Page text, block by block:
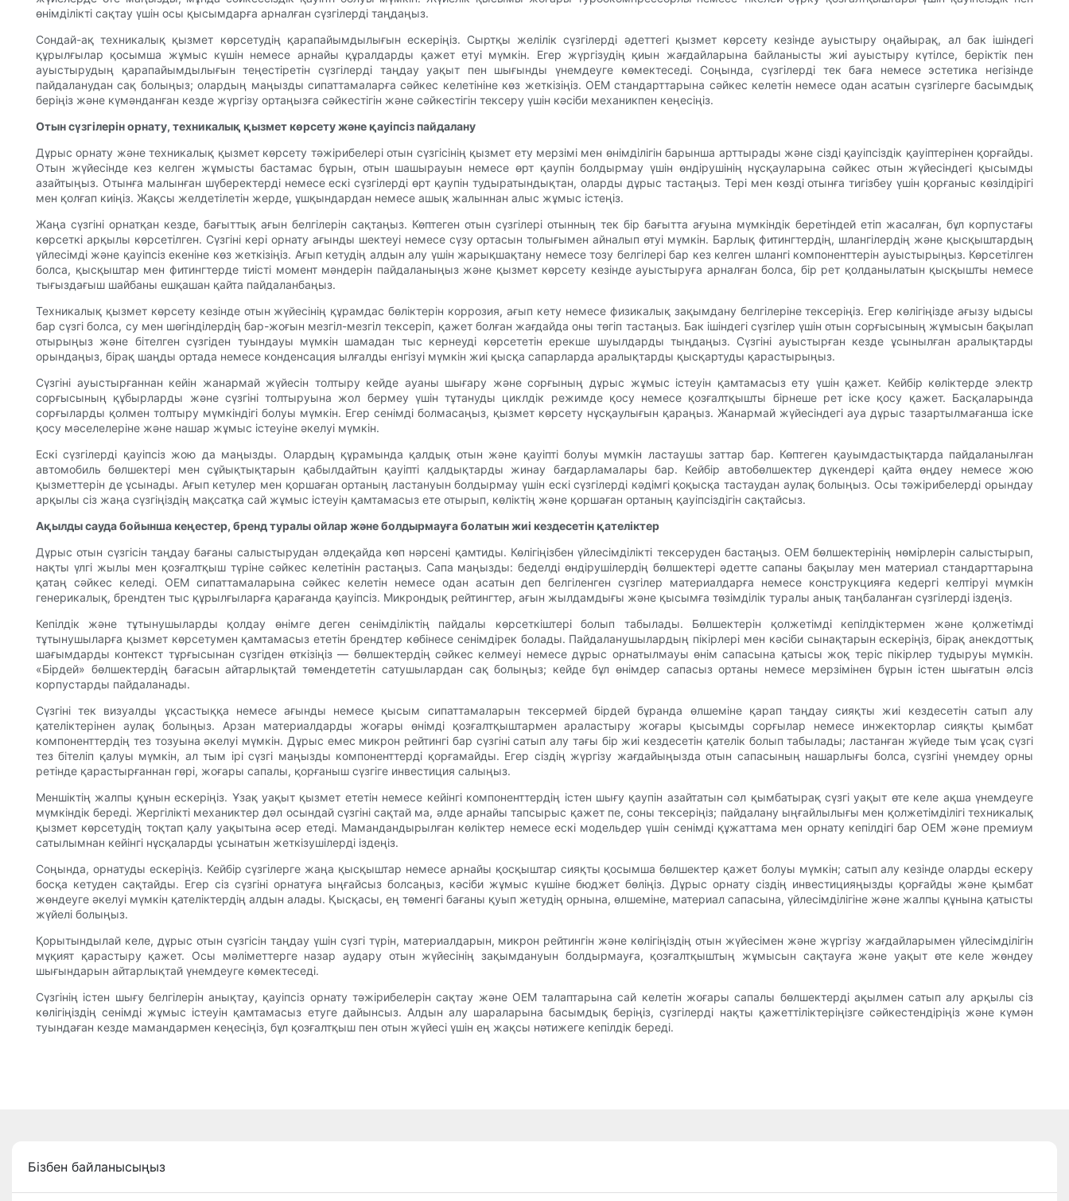
өнімділікті сақтау үшін осы қысымдарға арналған сүзгілерді таңдаңыз.
Сондай-ақ техникалық қызмет көрсетудің қарапайымдылығын ескеріңіз. Сыртқы желілік сүзгілерді әдеттегі қызмет көрсету кезінде ауыстыру оңайырақ, ал бак ішіндегі
құрылғылар қосымша жұмыс күшін немесе арнайы құралдарды қажет етуі мүмкін. Егер жүргізудің қиын жағдайларына байланысты жиі ауыстыру күтілсе, беріктік пен
ауыстырудың қарапайымдылығын теңестіретін сүзгілерді таңдау уақыт пен шығынды үнемдеуге көмектеседі. Соңында, сүзгілерді тек баға немесе эстетика негізінде
пайдаланудан сақ болыңыз; олардың маңызды сипаттамаларға сәйкес келетініне көз жеткізіңіз. OEM стандарттарына сәйкес келетін немесе одан асатын сүзгілерге басымдық
беріңіз және күмәнданған кезде жүргізу ортаңызға сәйкестігін және сәйкестігін тексеру үшін кәсіби механикпен кеңесіңіз.
Отын сүзгілерін орнату, техникалық қызмет көрсету және қауіпсіз пайдалану
Дұрыс орнату және техникалық қызмет көрсету тәжірибелері отын сүзгісінің қызмет ету мерзімі мен өнімділігін барынша арттырады және сізді қауіпсіздік қауіптерінен қорғайды.
Отын жүйесінде кез келген жұмысты бастамас бұрын, отын шашырауын немесе өрт қаупін болдырмау үшін өндірушінің нұсқауларына сәйкес отын жүйесіндегі қысымды
азайтыңыз. Отынға малынған шүберектерді немесе ескі сүзгілерді өрт қаупін тудыратындықтан, оларды дұрыс тастаңыз. Тері мен көзді отынға тигізбеу үшін қорғаныс көзілдірігі
мен қолғап киіңіз. Жақсы желдетілетін жерде, ұшқындардан немесе ашық жалыннан алыс жұмыс істеңіз.
Жаңа сүзгіні орнатқан кезде, бағыттық ағын белгілерін сақтаңыз. Көптеген отын сүзгілері отынның тек бір бағытта ағуына мүмкіндік беретіндей етіп жасалған, бұл корпустағы
көрсеткі арқылы көрсетілген. Сүзгіні кері орнату ағынды шектеуі немесе сүзу ортасын толығымен айналып өтуі мүмкін. Барлық фитингтердің, шлангілердің және қысқыштардың
үйлесімді және қауіпсіз екеніне көз жеткізіңіз. Ағып кетудің алдын алу үшін жарықшақтану немесе тозу белгілері бар кез келген шлангі компоненттерін ауыстырыңыз. Көрсетілген
болса, қысқыштар мен фитингтерде тиісті момент мәндерін пайдаланыңыз және қызмет көрсету кезінде ауыстыруға арналған болса, бір рет қолданылатын қысқышты немесе
тығыздағыш шайбаны ешқашан қайта пайдаланбаңыз.
Техникалық қызмет көрсету кезінде отын жүйесінің құрамдас бөліктерін коррозия, ағып кету немесе физикалық зақымдану белгілеріне тексеріңіз. Егер көлігіңізде ағызу ыдысы
бар сүзгі болса, су мен шөгінділердің бар-жоғын мезгіл-мезгіл тексеріп, қажет болған жағдайда оны төгіп тастаңыз. Бак ішіндегі сүзгілер үшін отын сорғысының жұмысын бақылап
отырыңыз және бітелген сүзгіден туындауы мүмкін шамадан тыс кернеуді көрсететін ерекше шуылдарды тыңдаңыз. Сүзгіні ауыстырған кезде ұсынылған аралықтарды
орындаңыз, бірақ шаңды ортада немесе конденсация ылғалды енгізуі мүмкін жиі қысқа сапарларда аралықтарды қысқартуды қарастырыңыз.
Сүзгіні ауыстырғаннан кейін жанармай жүйесін толтыру кейде ауаны шығару және сорғының дұрыс жұмыс істеуін қамтамасыз ету үшін қажет. Кейбір көліктерде электр
сорғысының құбырларды және сүзгіні толтыруына жол бермеу үшін тұтануды циклдік режимде қосу немесе қозғалтқышты бірнеше рет іске қосу қажет. Басқаларында
сорғыларды қолмен толтыру мүмкіндігі болуы мүмкін. Егер сенімді болмасаңыз, қызмет көрсету нұсқаулығын қараңыз. Жанармай жүйесіндегі ауа дұрыс тазартылмағанша іске
қосу мәселелеріне және нашар жұмыс істеуіне әкелуі мүмкін.
Ескі сүзгілерді қауіпсіз жою да маңызды. Олардың құрамында қалдық отын және қауіпті болуы мүмкін ластаушы заттар бар. Көптеген қауымдастықтарда пайдаланылған
автомобиль бөлшектері мен сұйықтықтарын қабылдайтын қауіпті қалдықтарды жинау бағдарламалары бар. Кейбір автобөлшектер дүкендері қайта өңдеу немесе жою
қызметтерін де ұсынады. Ағып кетулер мен қоршаған ортаның ластануын болдырмау үшін ескі сүзгілерді кәдімгі қоқысқа тастаудан аулақ болыңыз. Осы тәжірибелерді орындау
арқылы сіз жаңа сүзгіңіздің мақсатқа сай жұмыс істеуін қамтамасыз ете отырып, көліктің және қоршаған ортаның қауіпсіздігін сақтайсыз.
Ақылды сауда бойынша кеңестер, бренд туралы ойлар және болдырмауға болатын жиі кездесетін қателіктер
Дұрыс отын сүзгісін таңдау бағаны салыстырудан әлдеқайда көп нәрсені қамтиды. Көлігіңізбен үйлесімділікті тексеруден бастаңыз. OEM бөлшектерінің нөмірлерін салыстырып,
нақты үлгі жылы мен қозғалтқыш түріне сәйкес келетінін растаңыз. Сапа маңызды: беделді өндірушілердің бөлшектері әдетте сапаны бақылау мен материал стандарттарына
қатаң сәйкес келеді. OEM сипаттамаларына сәйкес келетін немесе одан асатын деп белгіленген сүзгілер материалдарға немесе конструкцияға кедергі келтіруі мүмкін
генерикалық, брендтен тыс құрылғыларға қарағанда қауіпсіз. Микрондық рейтингтер, ағын жылдамдығы және қысымға төзімділік туралы анық таңбаланған сүзгілерді іздеңіз.
Кепілдік және тұтынушыларды қолдау өнімге деген сенімділіктің пайдалы көрсеткіштері болып табылады. Бөлшектерін қолжетімді кепілдіктермен және қолжетімді
тұтынушыларға қызмет көрсетумен қамтамасыз ететін брендтер көбінесе сенімдірек болады. Пайдаланушылардың пікірлері мен кәсіби сынақтарын ескеріңіз, бірақ анекдоттық
шағымдарды контекст тұрғысынан сүзгіден өткізіңіз — бөлшектердің сәйкес келмеуі немесе дұрыс орнатылмауы өнім сапасына қатысы жоқ теріс пікірлер тудыруы мүмкін.
«Бірдей» бөлшектердің бағасын айтарлықтай төмендететін сатушылардан сақ болыңыз; кейде бұл өнімдер сапасыз ортаны немесе мерзімінен бұрын істен шығатын әлсіз
корпустарды пайдаланады.
Сүзгіні тек визуалды ұқсастыққа немесе ағынды немесе қысым сипаттамаларын тексермей бірдей бұранда өлшеміне қарап таңдау сияқты жиі кездесетін сатып алу
қателіктерінен аулақ болыңыз. Арзан материалдарды жоғары өнімді қозғалтқыштармен араластыру жоғары қысымды сорғылар немесе инжекторлар сияқты қымбат
компоненттердің тез тозуына әкелуі мүмкін. Дұрыс емес микрон рейтингі бар сүзгіні сатып алу тағы бір жиі кездесетін қателік болып табылады; ластанған жүйеде тым ұсақ сүзгі
тез бітеліп қалуы мүмкін, ал тым ірі сүзгі маңызды компоненттерді қорғамайды. Егер сіздің жүргізу жағдайыңызда отын сапасының нашарлығы болса, сүзгіні үнемдеу орны
ретінде қарастырғаннан гөрі, жоғары сапалы, қорғаныш сүзгіге инвестиция салыңыз.
Меншіктің жалпы құнын ескеріңіз. Ұзақ уақыт қызмет ететін немесе кейінгі компоненттердің істен шығу қаупін азайтатын сәл қымбатырақ сүзгі уақыт өте келе ақша үнемдеуге
мүмкіндік береді. Жергілікті механиктер дәл осындай сүзгіні сақтай ма, әлде арнайы тапсырыс қажет пе, соны тексеріңіз; пайдалану ыңғайлылығы мен қолжетімділігі техникалық
қызмет көрсетудің тоқтап қалу уақытына әсер етеді. Мамандандырылған көліктер немесе ескі модельдер үшін сенімді құжаттама мен орнату кепілдігі бар OEM және премиум
сатылымнан кейінгі нұсқаларды ұсынатын жеткізушілерді іздеңіз.
Соңында, орнатуды ескеріңіз. Кейбір сүзгілерге жаңа қысқыштар немесе арнайы қосқыштар сияқты қосымша бөлшектер қажет болуы мүмкін; сатып алу кезінде оларды ескеру
босқа кетуден сақтайды. Егер сіз сүзгіні орнатуға ыңғайсыз болсаңыз, кәсіби жұмыс күшіне бюджет бөліңіз. Дұрыс орнату сіздің инвестицияңызды қорғайды және қымбат
жөндеуге әкелуі мүмкін қателіктердің алдын алады. Қысқасы, ең төменгі бағаны қуып жетудің орнына, өлшеміне, материал сапасына, үйлесімділігіне және жалпы құнына қатысты
жүйелі болыңыз.
Қорытындылай келе, дұрыс отын сүзгісін таңдау үшін сүзгі түрін, материалдарын, микрон рейтингін және көлігіңіздің отын жүйесімен және жүргізу жағдайларымен үйлесімділігін
мұқият қарастыру қажет. Осы мәліметтерге назар аудару отын жүйесінің зақымдануын болдырмауға, қозғалтқыштың жұмысын сақтауға және уақыт өте келе жөндеу
шығындарын айтарлықтай үнемдеуге көмектеседі.
Сүзгінің істен шығу белгілерін анықтау, қауіпсіз орнату тәжірибелерін сақтау және OEM талаптарына сай келетін жоғары сапалы бөлшектерді ақылмен сатып алу арқылы сіз
көлігіңіздің сенімді жұмыс істеуін қамтамасыз етуге дайынсыз. Алдын алу шараларына басымдық беріңіз, сүзгілерді нақты қажеттіліктеріңізге сәйкестендіріңіз және күмән
туындаған кезде мамандармен кеңесіңіз, бұл қозғалтқыш пен отын жүйесі үшін ең жақсы нәтижеге кепілдік береді.
Бізбен байланысыңыз